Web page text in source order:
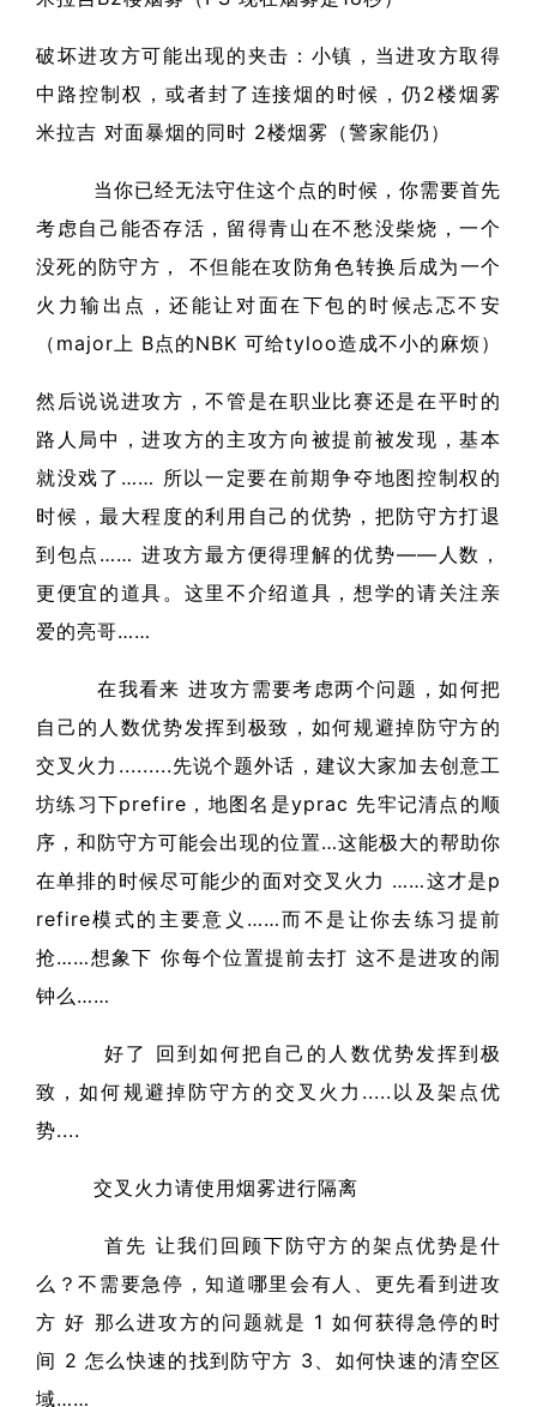
破坏进攻方可能出现的夹击：小镇，当进攻方取得
中路控制权，或者封了连接烟的时候，仍2楼烟雾
米拉吉 对面暴烟的同时 2楼烟雾（警家能仍）
当你已经无法守住这个点的时候，你需要首先
考虑自己能否存活，留得青山在不愁没柴烧，一个
没死的防守方， 不但能在攻防角色转换后成为一个
火力输出点，还能让对面在下包的时候忐忑不安
（major上 B点的NBK 可给tyloo造成不小的麻烦）
然后说说进攻方，不管是在职业比赛还是在平时的
路人局中，进攻方的主攻方向被提前被发现，基本
就没戏了…… 所以一定要在前期争夺地图控制权的
时候，最大程度的利用自己的优势，把防守方打退
到包点…… 进攻方最方便得理解的优势——人数，
更便宜的道具。这里不介绍道具，想学的请关注亲
爱的亮哥……
在我看来 进攻方需要考虑两个问题，如何把
自己的人数优势发挥到极致，如何规避掉防守方的
交叉火力.........先说个题外话，建议大家加去创意工
坊练习下prefire，地图名是yprac 先牢记清点的顺
序，和防守方可能会出现的位置…这能极大的帮助你
在单排的时候尽可能少的面对交叉火力 ……这才是p
refire模式的主要意义……而不是让你去练习提前
抢……想象下 你每个位置提前去打 这不是进攻的闹
钟么……
好了 回到如何把自己的人数优势发挥到极
致，如何规避掉防守方的交叉火力.....以及架点优
势....
交叉火力请使用烟雾进行隔离
首先 让我们回顾下防守方的架点优势是什
么？不需要急停，知道哪里会有人、更先看到进攻
方 好 那么进攻方的问题就是 1 如何获得急停的时
间 2 怎么快速的找到防守方 3、如何快速的清空区
域……